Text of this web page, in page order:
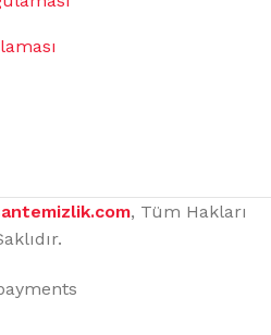
, Tüm Hakları